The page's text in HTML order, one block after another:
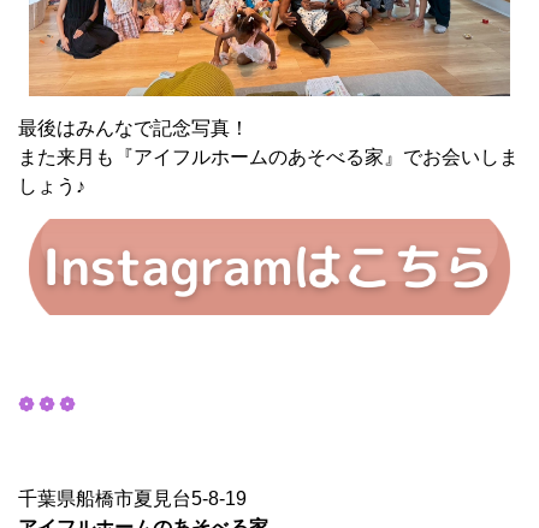
最後はみんなで記念写真！
また来月も『アイフルホームのあそべる家』でお会いしま
しょう♪
❁ ❁ ❁
千葉県船橋市夏見台5-8-19